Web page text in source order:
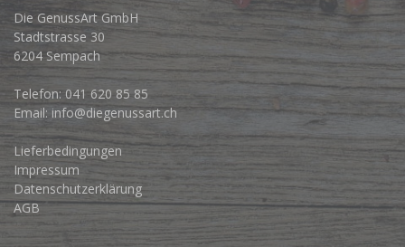
Die GenussArt GmbH
Stadtstrasse 30
6204 Sempach
Telefon: 041 620 85 85
Email: info@diegenussart.ch
Lieferbedingungen
Impressum
Datenschutzerklärung
AGB